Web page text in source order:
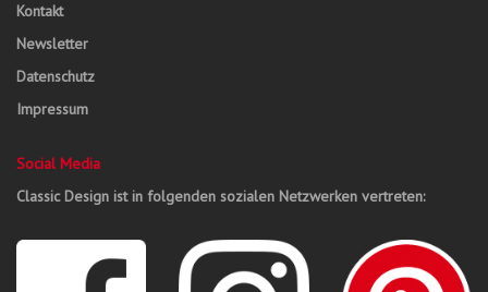
Kontakt
Newsletter
Datenschutz
Impressum
Social Media
Classic Design ist in folgenden sozialen Netzwerken vertreten: